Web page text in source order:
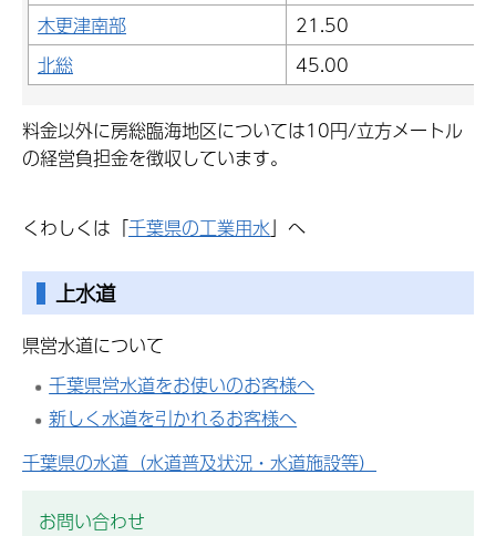
木更津南部
21.50
北総
45.00
料金以外に房総臨海地区については10円/立方メートル
の経営負担金を徴収しています。
くわしくは「千葉県の工業用水」へ
上水道
県営水道について
千葉県営水道をお使いのお客様へ
新しく水道を引かれるお客様へ
千葉県の水道（水道普及状況・水道施設等）
お問い合わせ